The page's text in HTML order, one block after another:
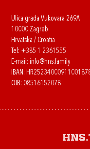
Ulica grada Vukovara 269A
10000 Zagreb
Hrvatska / Croatia
Tel: +385 1 2361555
E-mail: info@hns.family
IBAN:
OIB: 08516152078